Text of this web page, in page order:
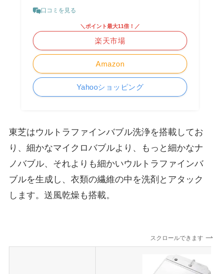
口コミを見る
Amazon
＼ポイント最大11倍！／
楽天市場
Yahooショッピング
東芝はウルトラファインバブル洗浄を搭載してお
り、細かなマイクロバブルより、もっと細かなナ
ノバブル、それよりも細かいウルトラファインバ
ブルを生成し、衣類の繊維の中を洗剤とアタック
します。送風乾燥も搭載。
スクロールできます